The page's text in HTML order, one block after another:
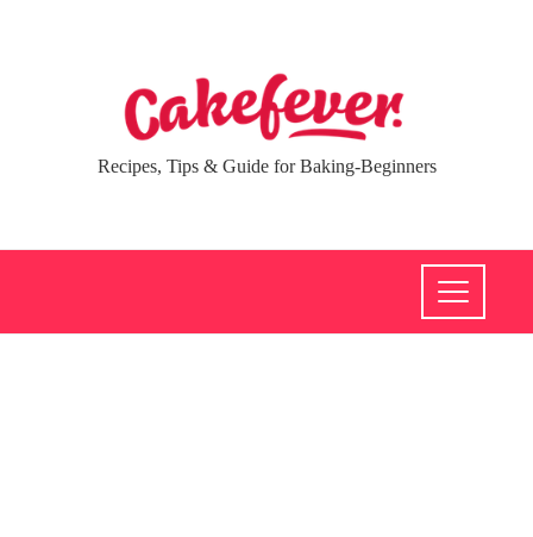
Recipes, Tips & Guide for Baking-Beginners